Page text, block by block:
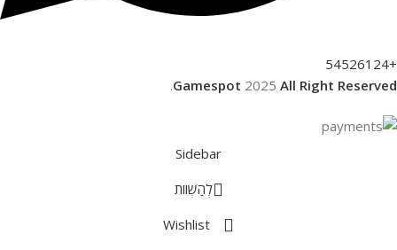
+54526124
Gamespot 2025 All Right Reserved
.
Sidebar
לְהַשְׁווֹת
Wishlist